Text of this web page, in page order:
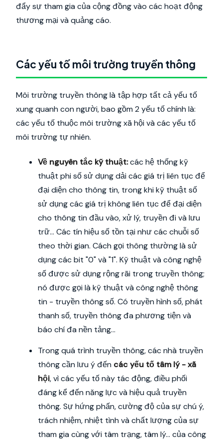
đẩy sự tham gia của cộng đồng vào các hoạt động
thương mại và quảng cáo.
Các yếu tố môi trường truyền thông
Môi trường truyền thông là tập hợp tất cả yếu tố
xung quanh con người, bao gồm 2 yếu tố chính là:
các yếu tố thuộc môi trường xã hội và các yếu tố
môi trường tự nhiên.
Về nguyên tắc kỹ thuật:các hệ thống kỹ
thuật phi số sử dụng dải các giá trị liên tục để
đại diện cho thông tin, trong khi kỹ thuật số
sử dụng các giá trị không liên tục để đại diện
cho thông tin đầu vào, xử lý, truyền đi và lưu
trữ... Các tín hiệu số tồn tại như các chuỗi số
theo thời gian. Cách gọi thông thường là sử
dụng các bit "0" và "1". Kỹ thuật và công nghệ
số được sử dụng rộng rãi trong truyền thông;
nó được gọi là kỹ thuật và công nghệ thông
tin - truyền thông số. Có truyền hình số, phát
thanh số, truyền thông đa phương tiện và
báo chí đa nền tảng…
Trong quá trình truyền thông, các nhà truyền
thông cần lưu ý đến các yếu tố tâm lý - xã
hội, vì các yếu tố này tác động, điều phối
đáng kể đến năng lực và hiệu quả truyền
thông. Sự hứng phấn, cường độ của sự chú ý,
trách nhiệm, nhiệt tình và chất lượng của sự
tham gia cùng với tâm trạng, tâm lý... của công